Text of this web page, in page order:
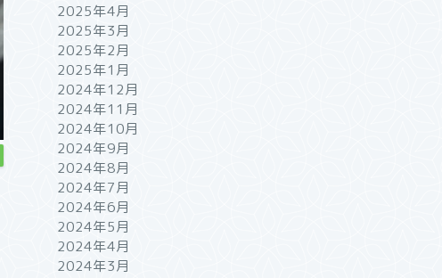
2025年4月
2025年3月
2025年2月
2025年1月
2024年12月
2024年11月
2024年10月
2024年9月
2024年8月
2024年7月
2024年6月
2024年5月
2024年4月
2024年3月